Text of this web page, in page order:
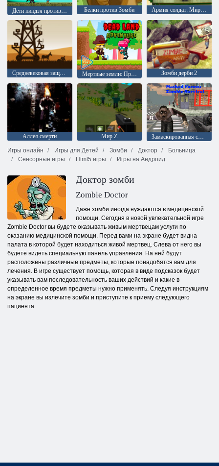
Белки против Зомби Армия солдат: Мировые войны
Средневековая защита Z Мертвые земли: Приключение Зомби дерби 2
Аллея смерти Мир Z
Замаскированная сила: Выживание зомби
Игры онлайн
Игры для Детей Зомби Доктор
Больница
Сенсорные игры
Html5 игры Игры на Андроид
Доктор зомби
Zombie Doctor
Даже зомби иногда нуждаются в медицинской
помощи. Сегодня в новой увлекательной игре
Zombie Doctor вы будете оказывать живым мертвецам услуги по
оказанию медицинской помощи. Перед вами на экране будет видна
палата в которой будет находиться живой мертвец. Слева от него вы
будете видеть специальную панель управления. На ней будут
расположены различные предметы, которые понадобятся вам для
лечения. В игре существует помощь, которая в виде подсказок будет
указывать вам последовательность ваших действий и какие в
определенное время предметы нужно применять. Следуя инструкциям
на экране вы излечите зомби и приступите к приему следующего
пациента.